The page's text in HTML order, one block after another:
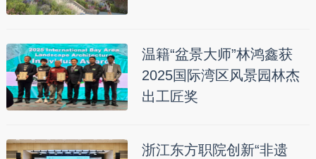
温籍“盆景大师”林鸿鑫获
2025国际湾区风景园林杰
出工匠奖
浙江东方职院创新“非遗